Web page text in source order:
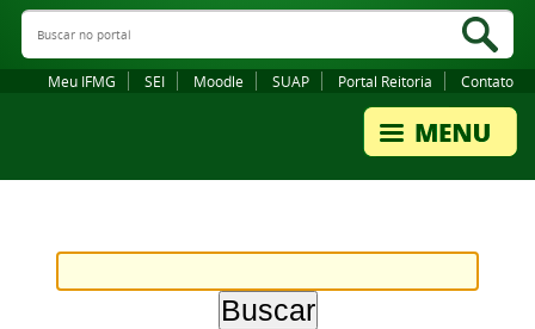
Buscar no portal
Meu IFMG SEI Moodle SUAP Portal Reitoria Contato